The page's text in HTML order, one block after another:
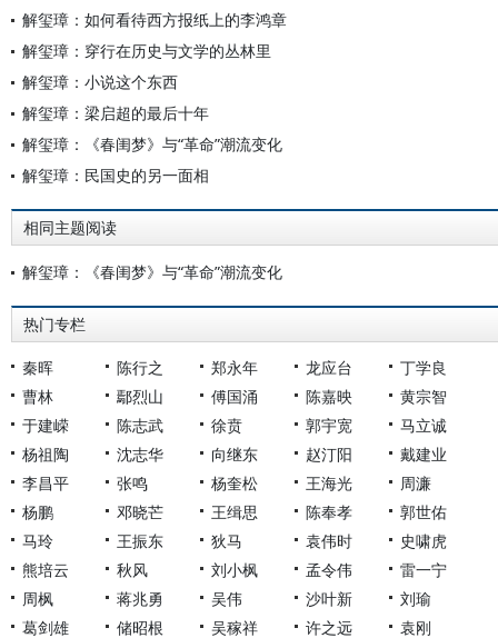
解玺璋：如何看待西方报纸上的李鸿章
解玺璋：穿行在历史与文学的丛林里
解玺璋：小说这个东西
解玺璋：梁启超的最后十年
解玺璋：《春闺梦》与“革命”潮流变化
解玺璋：民国史的另一面相
相同主题阅读
解玺璋：《春闺梦》与“革命”潮流变化
热门专栏
秦晖 陈行之 郑永年 龙应台
丁学良
曹林
鄢烈山 傅国涌 陈嘉映
黄宗智
于建嵘
陈志武 徐贲 郭宇宽
马立诚
杨祖陶
沈志华 向继东 赵汀阳
戴建业
李昌平
张鸣 杨奎松 王海光
周濂
杨鹏
邓晓芒 王缉思 陈奉孝
郭世佑
马玲
王振东 狄马 袁伟时
史啸虎
熊培云
秋风 刘小枫 孟令伟
雷一宁
周枫
蒋兆勇 吴伟 沙叶新
刘瑜
葛剑雄
储昭根 吴稼祥 许之远 袁刚